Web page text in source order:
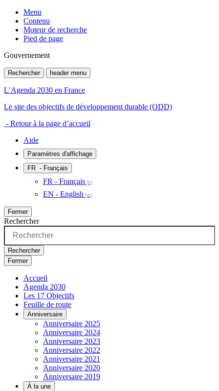
Menu
Contenu
Moteur de recherche
Pied de page
Gouvernement
Rechercher header menu
L’Agenda 2030 en France
Le site des objectifs de développement durable (ODD)
- Retour à la page d’accueil
Aide
Paramètres d'affichage
FR - Français
FR - Français
EN - English
Fermer
Rechercher
Rechercher
Fermer
Accueil
Agenda 2030
Les 17 Objectifs
Feuille de route
Anniversaire
Anniversaire 2025
Anniversaire 2024
Anniversaire 2023
Anniversaire 2022
Anniversaire 2021
Anniversaire 2020
Anniversaire 2019
À la une